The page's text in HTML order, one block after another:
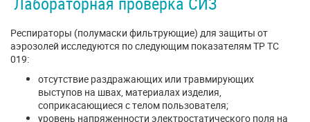
Респираторы (полумаски фильтрующие) для защиты от
аэрозолей исследуются по следующим показателям ТР ТС
019:
отсутствие раздражающих или травмирующих
выступов на швах, материалах изделия,
соприкасающиеся с телом пользователя;
уровень напряженности электростатического поля на